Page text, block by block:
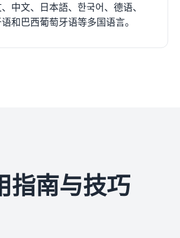
中文、日本語、한국어、德语、
和巴西葡萄牙语等多国语言。
指南与技巧